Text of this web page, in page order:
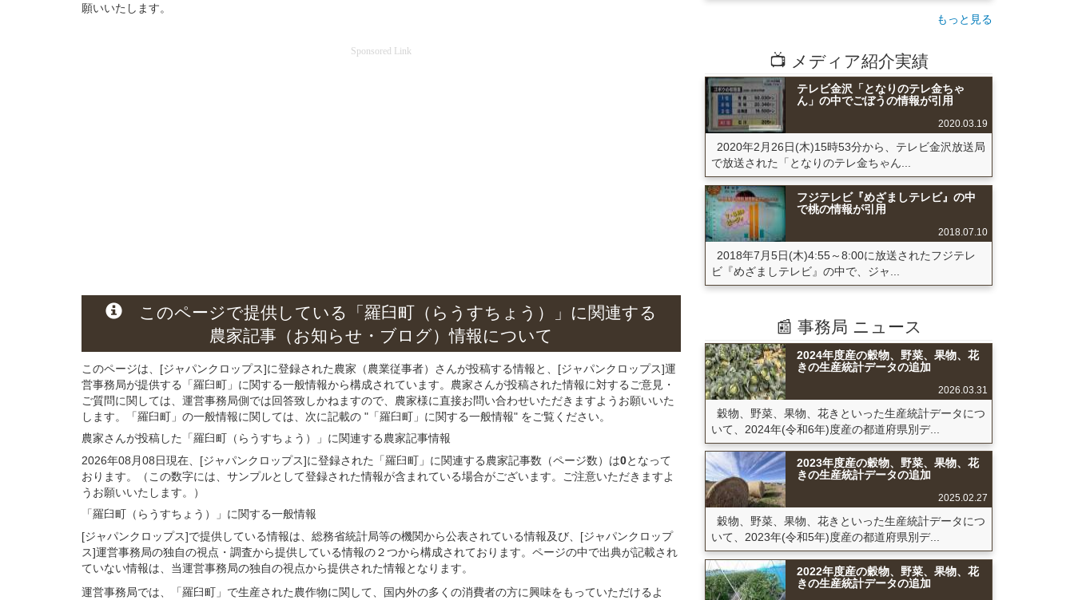
願いいたします。
Sponsored Link
このページで提供している 「羅臼町（らうすちょう）」 に関連する
農家記事（お知らせ・ブログ）情報について
このページは、[ジャパンクロップス]に登録された農家（農業従事者）さんが投稿する情報と、[ジャパンクロップス]運
営事務局が提供する「羅臼町」に関する一般情報から構成されています。農家さんが投稿された情報に対するご意見・
ご質問に関しては、運営事務局側では回答致しかねますので、農家様に直接お問い合わせいただきますようお願いいた
します。「羅臼町」の一般情報に関しては、次に記載の "「羅臼町」に関する一般情報" をご覧ください。
農家さんが投稿した「羅臼町（らうすちょう）」 に関連する農家記事情報
2026年08月08日現在、[ジャパンクロップス]に登録された「羅臼町」に関連する農家記事数（ページ数）は0となって
おります。（この数字には、サンプルとして登録された情報が含まれている場合がございます。ご注意いただきますよ
うお願いいたします。）
「羅臼町（らうすちょう）」 に関する一般情報
[ジャパンクロップス]で提供している情報は、総務省統計局等の機関から公表されている情報及び、[ジャパンクロップ
ス]運営事務局の独自の視点・調査から提供している情報の２つから構成されております。ページの中で出典が記載され
ていない情報は、当運営事務局の独自の視点から提供された情報となります。
運営事務局では、「羅臼町」で生産された農作物に関して、国内外の多くの消費者の方に興味をもっていただけるよ
もっと見る
📺 メディア紹介実績
テレビ金沢「となりのテレ金ちゃ
ん」の中でごぼうの情報が引用
2020.03.19
2020年2月26日(木)15時53分から、テレビ金沢放送局
で放送された「となりのテレ金ちゃん...
フジテレビ『めざましテレビ』の中
で桃の情報が引用
2018.07.10
2018年7月5日(木)4:55～8:00に放送されたフジテレ
ビ『めざましテレビ』の中で、ジャ...
📰 事務局 ニュース
2024年度産の穀物、野菜、果物、花
きの生産統計データの追加
2026.03.31
穀物、野菜、果物、花きといった生産統計データにつ
いて、2024年(令和6年)度産の都道府県別デ...
2023年度産の穀物、野菜、果物、花
きの生産統計データの追加
2025.02.27
穀物、野菜、果物、花きといった生産統計データにつ
いて、2023年(令和5年)度産の都道府県別デ...
2022年度産の穀物、野菜、果物、花
きの生産統計データの追加